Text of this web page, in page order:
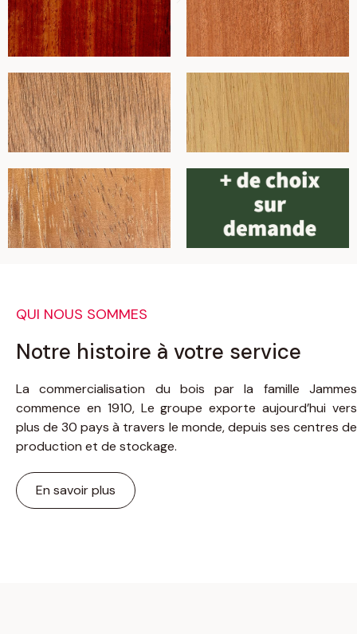
Padouk Sapelli
Sipo Tauari
Yatandza
QUI NOUS SOMMES
Notre histoire à votre service
La commercialisation du bois par la famille Jammes
commence en 1910, Le groupe exporte aujourd’hui vers
plus de 30 pays à travers le monde, depuis ses centres de
production et de stockage.
En savoir plus